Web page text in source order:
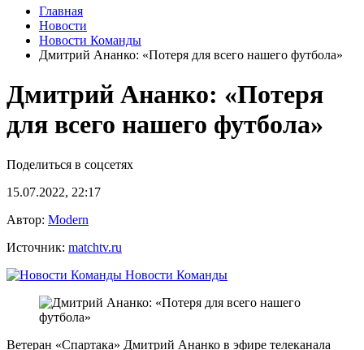
Главная
Новости
Новости Команды
Дмитрий Ананко: «Потеря для всего нашего футбола»
Дмитрий Ананко: «Потеря
для всего нашего футбола»
Поделиться в соцсетях
15.07.2022, 22:17
Автор: Modern
Источник: matchtv.ru
Новости Команды
Ветеран «Спартака» Дмитрий Ананко в эфире телеканала